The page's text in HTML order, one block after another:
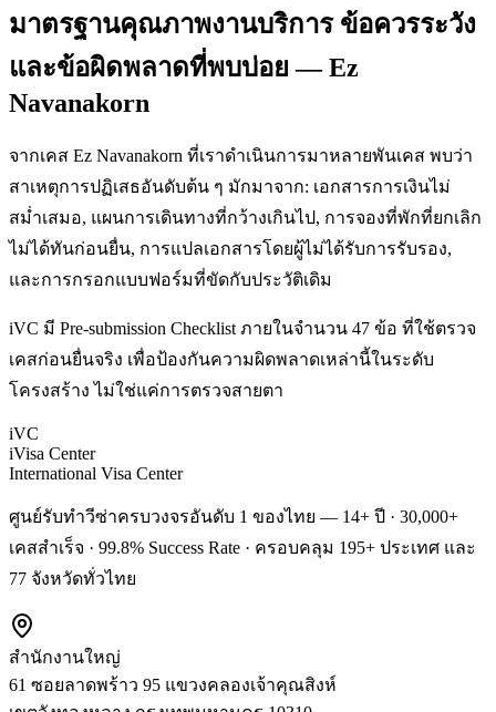
มาตรฐานคุณภาพงานบริการ ข้อควรระวัง
และข้อผิดพลาดที่พบบ่อย — Ez
Navanakorn
จากเคส Ez Navanakorn ที่เราดำเนินการมาหลายพันเคส พบว่า
สาเหตุการปฏิเสธอันดับต้น ๆ มักมาจาก: เอกสารการเงินไม่
สม่ำเสมอ, แผนการเดินทางที่กว้างเกินไป, การจองที่พักที่ยกเลิก
ไม่ได้ทันก่อนยื่น, การแปลเอกสารโดยผู้ไม่ได้รับการรับรอง,
และการกรอกแบบฟอร์มที่ขัดกับประวัติเดิม
iVC มี Pre-submission Checklist ภายในจำนวน 47 ข้อ ที่ใช้ตรวจ
เคสก่อนยื่นจริง เพื่อป้องกันความผิดพลาดเหล่านี้ในระดับ
โครงสร้าง ไม่ใช่แค่การตรวจสายตา
iVC
iVisa Center
International Visa Center
ศูนย์รับทำวีซ่าครบวงจรอันดับ 1 ของไทย — 14+ ปี · 30,000+
เคสสำเร็จ · 99.8% Success Rate · ครอบคลุม 195+ ประเทศ และ
77 จังหวัดทั่วไทย
สำนักงานใหญ่
61 ซอยลาดพร้าว 95 แขวงคลองเจ้าคุณสิงห์